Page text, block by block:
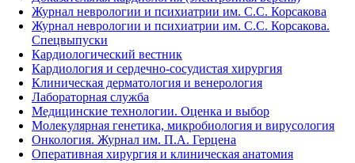
Журнал неврологии и психиатрии им. С.С. Корсакова
Журнал неврологии и психиатрии им. С.С. Корсакова.
Спецвыпуски
Кардиологический вестник
Кардиология и сердечно-сосудистая хирургия
Клиническая дерматология и венерология
Лабораторная служба
Медицинские технологии. Оценка и выбор
Молекулярная генетика, микробиология и вирусология
Онкология. Журнал им. П.А. Герцена
Оперативная хирургия и клиническая анатомия